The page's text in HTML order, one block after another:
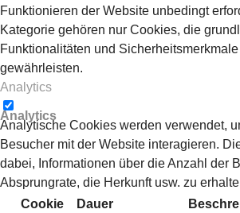
Funktionieren der Website unbedingt
Kategorie gehören nur Cookies, die
Funktionalitäten und
gewährleisten.
Analytics
Analytics
Analytische Cookies werden verwendet,
Besucher mit der Website interagieren.
dabei, Informationen über die Anzahl der
Absprungrate, die Herkunft usw. zu
Cookie
Dauer